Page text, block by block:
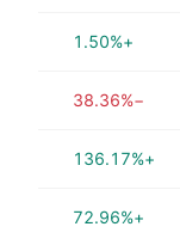
+1.50%
−38.36%
+136.17%
+72.96%